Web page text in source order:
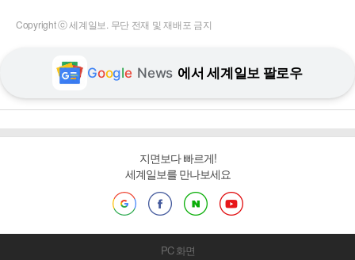
Copyright ⓒ 세계일보. 무단 전재 및 재배포 금지
Google News 에서 세계일보 팔로우
지면보다 빠르게!
세계일보를 만나보세요
PC 화면